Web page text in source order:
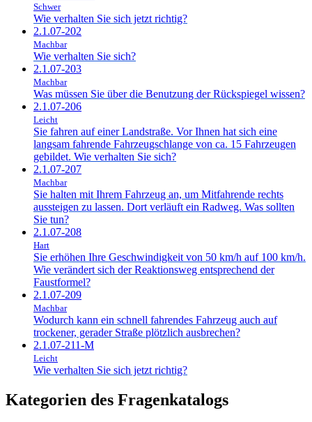
Schwer
Wie verhalten Sie sich jetzt richtig?
2.1.07-202
Machbar
Wie verhalten Sie sich?
2.1.07-203
Machbar
Was müssen Sie über die Benutzung der Rückspiegel wissen?
2.1.07-206
Leicht
Sie fahren auf einer Landstraße. Vor Ihnen hat sich eine
langsam fahrende Fahrzeugschlange von ca. 15 Fahrzeugen
gebildet. Wie verhalten Sie sich?
2.1.07-207
Machbar
Sie halten mit Ihrem Fahrzeug an, um Mitfahrende rechts
aussteigen zu lassen. Dort verläuft ein Radweg. Was sollten
Sie tun?
2.1.07-208
Hart
Sie erhöhen Ihre Geschwindigkeit von 50 km/h auf 100 km/h.
Wie verändert sich der Reaktionsweg entsprechend der
Faustformel?
2.1.07-209
Machbar
Wodurch kann ein schnell fahrendes Fahrzeug auch auf
trockener, gerader Straße plötzlich ausbrechen?
2.1.07-211-M
Leicht
Wie verhalten Sie sich jetzt richtig?
Kategorien des Fragenkatalogs